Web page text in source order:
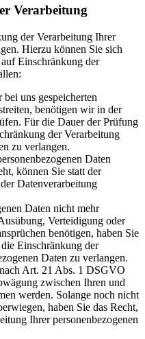
Verarbeitung
der Verarbeitung Ihrer
Hierzu können Sie sich
Einschränkung der
uns gespeicherten
benötigen wir in der
Für die Dauer der Prüfung
der Verarbeitung
zu verlangen.
Daten
können Sie statt der
Datenverarbeitung
Daten nicht mehr
Verteidigung oder
benötigen, haben Sie
Einschränkung der
Daten zu verlangen.
Art. 21 Abs. 1 DSGVO
zwischen Ihren und
werden. Solange noch nicht
haben Sie das Recht,
Ihrer personenbezogenen